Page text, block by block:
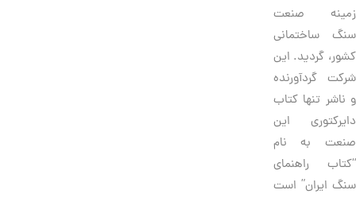
زمینه صنعت
سنگ ساختمانی
کشور، گردید. این
شرکت گردآورنده
و ناشر تنها کتاب
دایرکتوری این
صنعت به نام
“کتاب راهنمای
سنگ ایران” است